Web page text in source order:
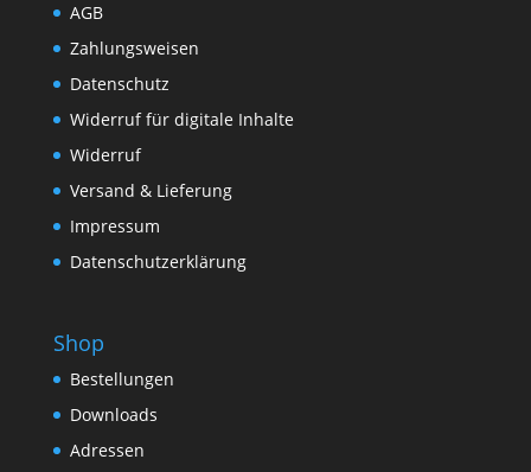
AGB
Zahlungsweisen
Datenschutz
Widerruf für digitale Inhalte
Widerruf
Versand & Lieferung
Impressum
Datenschutzerklärung
Shop
Bestellungen
Downloads
Adressen